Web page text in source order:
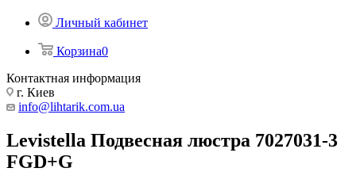
Личный кабинет
Корзина0
Контактная информация
г. Киев
info@lihtarik.com.ua
Levistella Подвесная люстра 7027031-3
FGD+G